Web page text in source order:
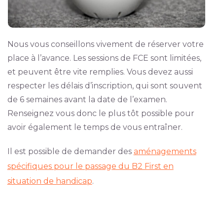
Nous vous conseillons vivement de réserver votre
place à l’avance. Les sessions de FCE sont limitées,
et peuvent être vite remplies. Vous devez aussi
respecter les délais d’inscription, qui sont souvent
de 6 semaines avant la date de l’examen.
Renseignez vous donc le plus tôt possible pour
avoir également le temps de vous entraîner.
Il est possible de demander des aménagements
spécifiques pour le passage du B2 First en
situation de handicap.